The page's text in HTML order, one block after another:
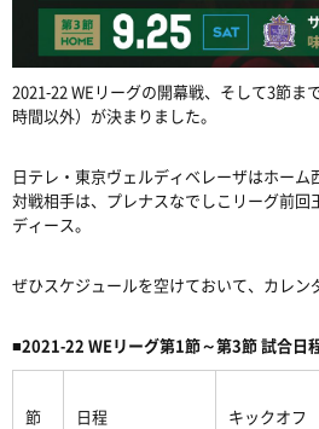
2021‐22 WEリーグの開幕戦、そして3節ま
時間以外）が決まりました。
日テレ・東京ヴェルディベレーザはホーム
対戦相手は、プレナスなでしこリーグ前回
ディース。
ぜひスケジュールを空けておいて、カレン
■2021‐22 WEリーグ第1節～第3節 試合日
節 日程 キックオフ